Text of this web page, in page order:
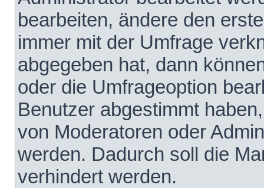
bearbeiten, ändere den
immer mit der Umfrage
abgegeben hat, dann
oder die Umfrageoption
Benutzer abgestimmt
von Moderatoren oder
werden. Dadurch soll die
verhindert werden.